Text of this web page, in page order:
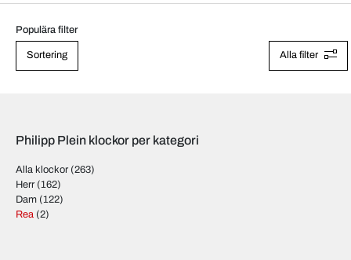
Populära filter
Sortering Alla filter
Philipp Plein klockor per kategori
Alla klockor (263)
Herr (162)
Dam (122)
Rea (2)